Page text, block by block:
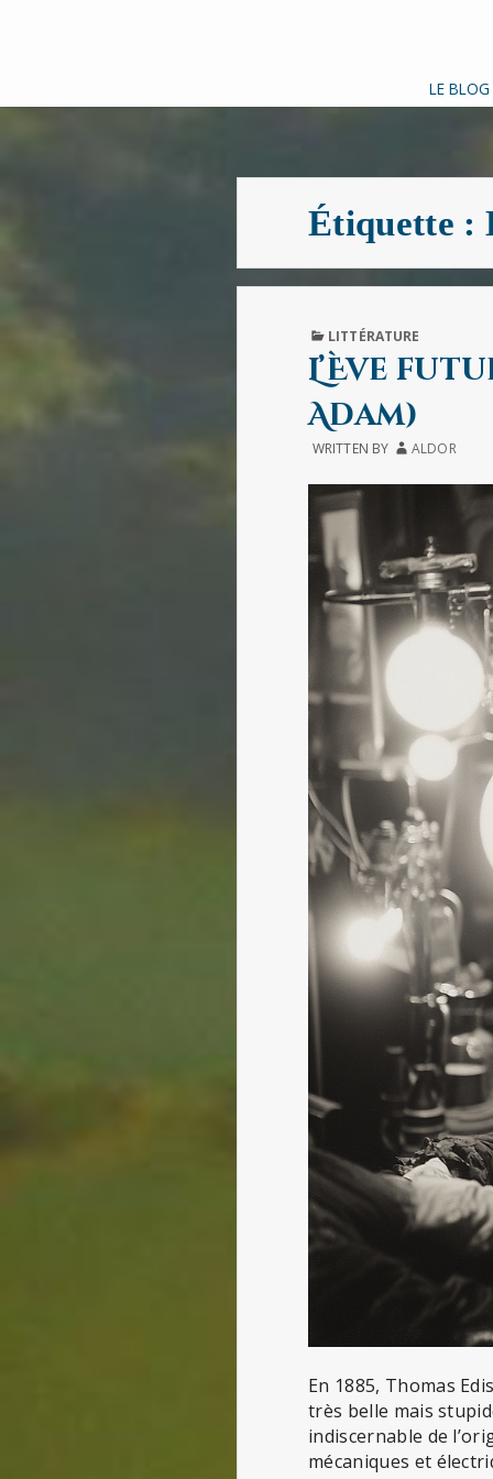
LE BLOG
Étiquette :
PUBLISHED
LITTÉRATURE
L’Ève
Adam)
WRITTEN BY ALDOR
En 1885, Thomas
très belle mais
indiscernable de
mécaniques et